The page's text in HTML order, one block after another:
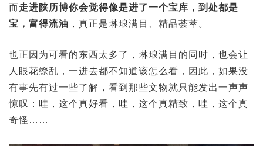
而走进陕历博你会觉得像是进了一个宝库，到处都是
宝，富得流油 ，真正是琳琅满目、精品荟萃。
也正因为可看的东西太多了，琳琅满目的同时，也会让
人眼花缭乱，一进去都不知道该怎么看，因此，如果没
有事先有过一些了解，看到那些文物就只能发出一声声
惊叹：哇，这个真好看，哇，这个真精致，哇，这个真
奇怪……